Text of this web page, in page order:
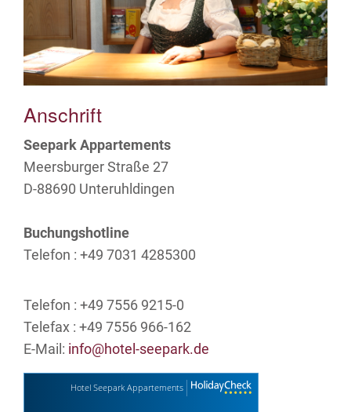
Anschrift
Seepark Appartements
Meersburger Straße 27
D-88690 Unteruhldingen
Buchungshotline
Telefon : +49 7031 4285300
Telefon : +49 7556 9215-0
Telefax : +49 7556 966-162
E-Mail: info@hotel-seepark.de
Hotel Seepark Appartements